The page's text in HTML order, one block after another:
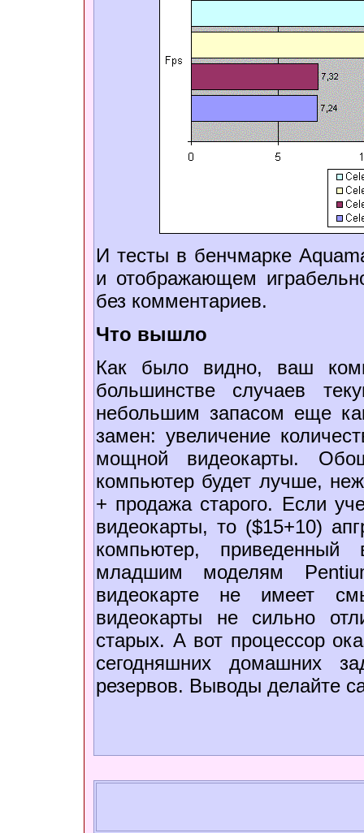
И тесты в бенчмарке
и отображающем
без комментариев.
Что вышло
Как было видно, ваш
большинстве случаев
небольшим запасом еще
замен: увеличение
мощной видеокарты.
компьютер будет лучше,
+ продажа старого. Если
видеокарты, то ($15+10)
компьютер,
младшим моделям
видеокарте не имеет
видеокарты не сильно
старых. А вот процессор
сегодняшних домашних
резервов. Выводы делайте